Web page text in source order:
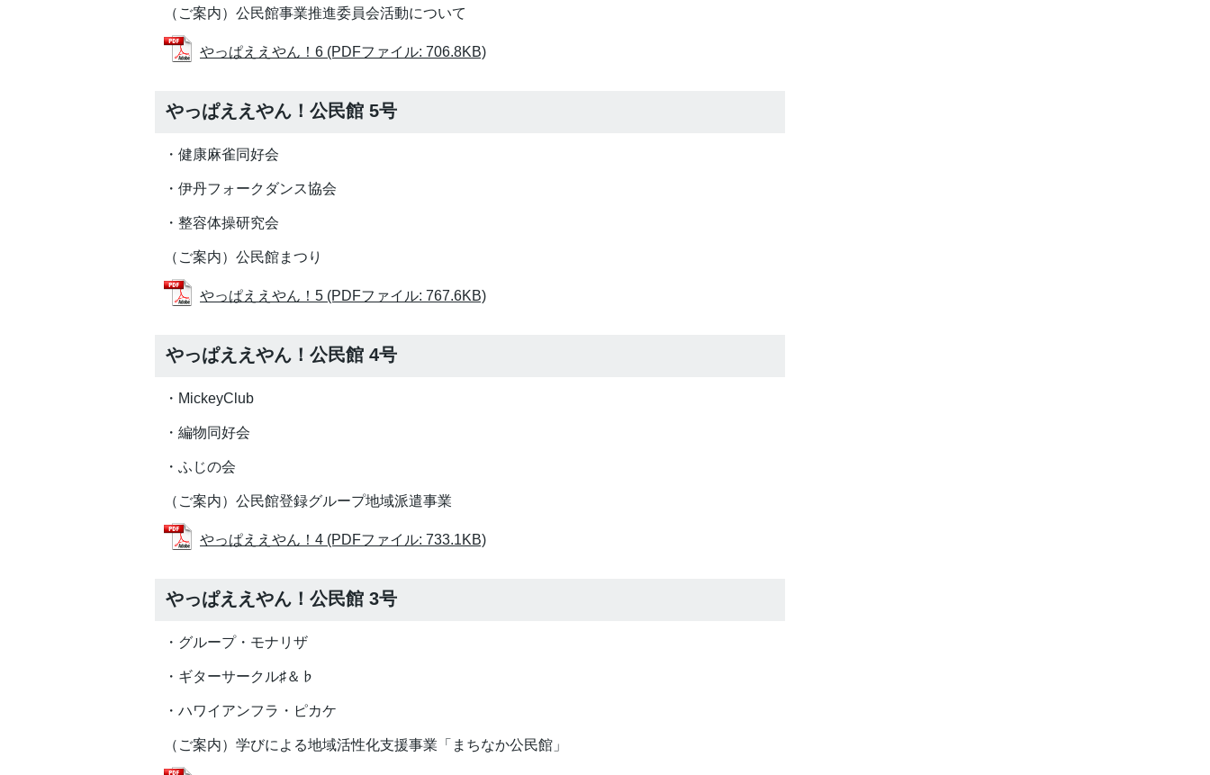
（ご案内）公民館事業推進委員会活動について
やっぱええやん！6 (PDFファイル: 706.8KB)
やっぱええやん！公民館 5号
・健康麻雀同好会
・伊丹フォークダンス協会
・整容体操研究会
（ご案内）公民館まつり
やっぱええやん！5 (PDFファイル: 767.6KB)
やっぱええやん！公民館 4号
・MickeyClub
・編物同好会
・ふじの会
（ご案内）公民館登録グループ地域派遣事業
やっぱええやん！4 (PDFファイル: 733.1KB)
やっぱええやん！公民館 3号
・グループ・モナリザ
・ギターサークル♯＆♭
・ハワイアンフラ・ピカケ
（ご案内）学びによる地域活性化支援事業「まちなか公民館」